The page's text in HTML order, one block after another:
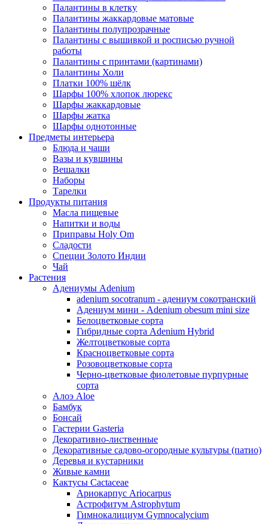
Палантины в клетку
Палантины жаккардовые матовые
Палантины полупрозрачные
Палантины с вышивкой и росписью ручной
работы
Палантины с принтами (картинами)
Палантины Холи
Платки 100% шёлк
Шарфы 100% хлопок люрекс
Шарфы жаккардовые
Шарфы жатка
Шарфы однотонные
Предметы интерьера
Блюда и чаши
Вазы и кувшины
Вешалки
Наборы
Тарелки
Продукты питания
Масла пищевые
Напитки и воды
Приправы Holy Om
Сладости
Специи Золото Индии
Чай
Растения
Адениумы Adenium
adenium socotranum - адениум сокотранский
Адениум мини - Adenium obesum mini size
Белоцветковые сорта
Гибридные сорта Adenium Hybrid
Желтоцветковые сорта
Красноцветковые сорта
Розовоцветковые сорта
Черно-цветковые фиолетовые пурпурные
сорта
Алоэ Aloe
Бамбук
Бонсай
Гастерии Gasteria
Декоративно-лиственные
Декоративные садово-огородные культуры (патио)
Деревья и кустарники
Живые камни
Кактусы Cactaceae
Ариокарпус Ariocarpus
Астрофитум Astrophytum
Гимнокалициум Gymnocalycium